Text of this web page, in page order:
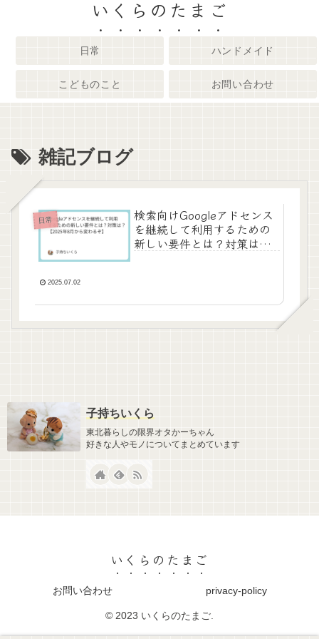
いくらのたまご
日常 ハンドメイド
こどものこと お問い合わせ
雑記ブログ
日常
検索向けGoogleアドセンス
を継続して利用するための
新しい要件とは？対策は？
2025.07.02
子持ちいくら
東北暮らしの限界オタかーちゃん
好きな人やモノについてまとめています
いくらのたまご
お問い合わせ privacy-policy
© 2023 いくらのたまご.